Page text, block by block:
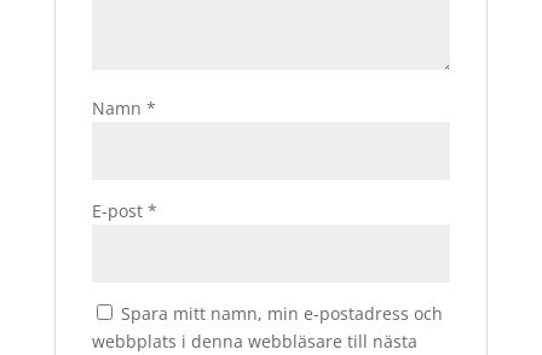
Namn *
E-post *
Spara mitt namn, min e-postadress och
webbplats i denna webbläsare till nästa